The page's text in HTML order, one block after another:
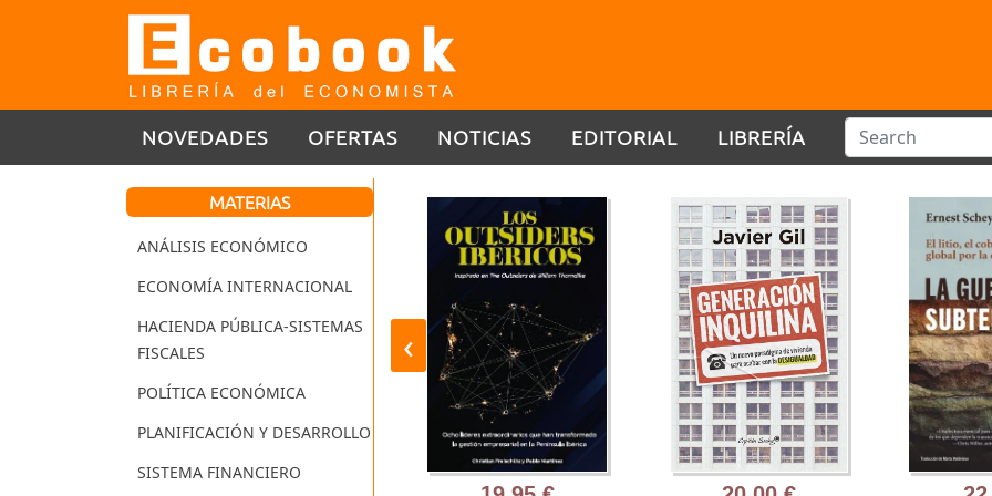
NOVEDADES OFERTAS NOTICIAS EDITORIAL LIBRERÍA
MATERIAS
ANÁLISIS ECONÓMICO
ECONOMÍA INTERNACIONAL
HACIENDA PÚBLICA-SISTEMAS
FISCALES
POLÍTICA ECONÓMICA
PLANIFICACIÓN Y DESARROLLO
SISTEMA FINANCIERO
‹